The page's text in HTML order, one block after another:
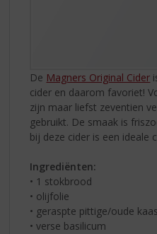
De Magners Original Cider
cider en daarom favoriet!
zijn maar liefst zeventien
gebruikt. De smaak is
bij deze cider is een ideale
Ingrediënten:
• 1 stokbrood
• olijfolie
• geraspte pittige/oude kaas
• verse basilicum